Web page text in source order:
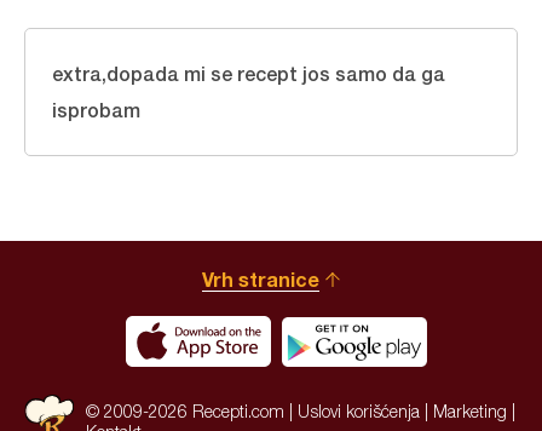
extra,dopada mi se recept jos samo da ga
isprobam
Vrh stranice
© 2009-2026 Recepti.com | Uslovi korišćenja Marketing